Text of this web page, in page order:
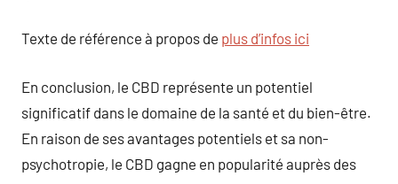
Texte de référence à propos de plus d’infos ici
En conclusion, le CBD représente un potentiel
significatif dans le domaine de la santé et du bien-être.
En raison de ses avantages potentiels et sa non-
psychotropie, le CBD gagne en popularité auprès des